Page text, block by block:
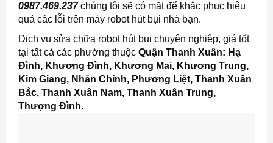
0987.469.237chúng tôi sẽ có mặt để khắc phục hiệu
quả các lỗi trên máy robot hút bụi nhà bạn.
Dịch vụ sửa chữa robot hút bụi chuyên nghiệp, giá tốt
tại tất cả các phường thuộc Quận Thanh Xuân: Hạ
Đình, Khương Đình, Khương Mai, Khương Trung,
Kim Giang, Nhân Chính, Phương Liệt, Thanh Xuân
Bắc, Thanh Xuân Nam, Thanh Xuân Trung,
Thượng Đình.